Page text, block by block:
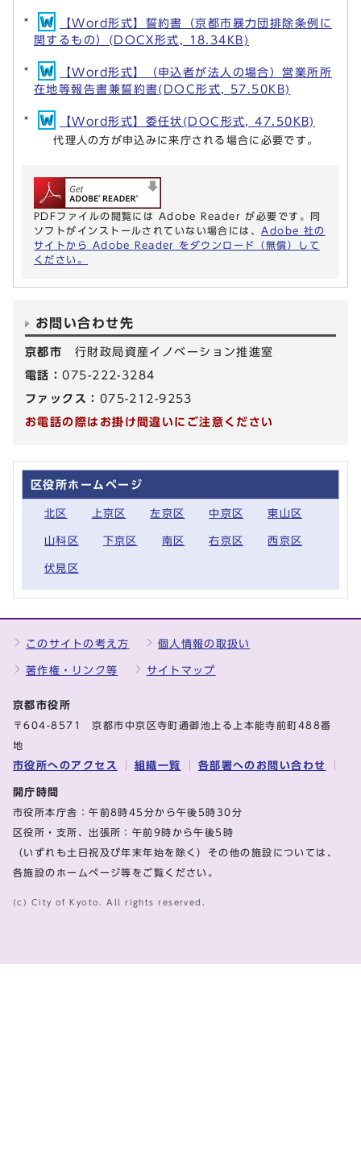
【Word形式】誓約書（京都市暴力団排除条例に
関するもの）(DOCX形式, 18.34KB)
【Word形式】（申込者が法人の場合）営業所所
在地等報告書兼誓約書(DOC形式, 57.50KB)
【Word形式】委任状(DOC形式, 47.50KB)
代理人の方が申込みに来庁される場合に必要です。
PDFファイルの閲覧には Adobe Reader が必要です。同
ソフトがインストールされていない場合には、 Adobe 社の
サイトから Adobe Reader をダウンロード（無償）して
ください。
お問い合わせ先
京都市 行財政局資産イノベーション推進室
電話：075-222-3284
ファックス： 075-212-9253
お電話の際はお掛け間違いにご注意ください
区役所ホームページ
北区 上京区 左京区 中京区 東山区
山科区 下京区 南区 右京区 西京区
伏見区
このサイトの考え方 個人情報の取扱い
著作権・リンク等 サイトマップ
京都市役所
〒604-8571 京都市中京区寺町通御池上る上本能寺前町488番
地
市役所へのアクセス 組織一覧 各部署へのお問い合わせ
開庁時間
市役所本庁舎：午前8時45分から午後5時30分
区役所・支所、出張所：午前9時から午後5時
（いずれも土日祝及び年末年始を除く）その他の施設については、
各施設のホームページ等をご覧ください。
(c) City of Kyoto. All rights reserved.